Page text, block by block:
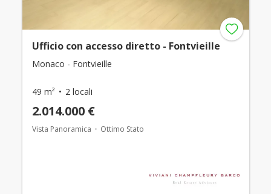
Ufficio con accesso diretto - Fontvieille
Monaco - Fontvieille
49 m² 2 locali
2.014.000 €
Vista Panoramica Ottimo Stato